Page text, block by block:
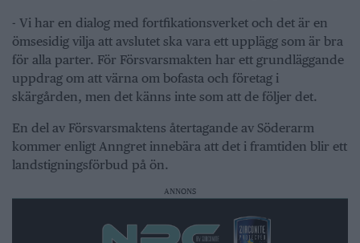
- Vi har en dialog med fortfikationsverket och det är en
ömsesidig vilja att avslutet ska vara ett upplägg som är bra
för alla parter. För Försvarsmakten har ett grundläggande
uppdrag om att värna om bofasta och företag i
skärgården, men det känns inte som att de följer det.
En del av Försvarsmaktens återtagande av Söderarm
kommer enligt Anngret innebära att det i framtiden blir ett
landstigningsförbud på ön.
ANNONS